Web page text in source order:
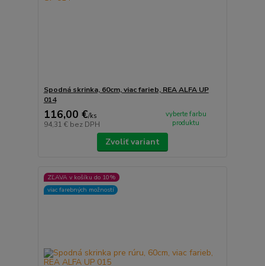
Spodná skrinka, 60cm, viac farieb, REA ALFA UP
014
116,00 €/ks
94,31 € bez DPH
vyberte farbu
produktu
Zvoliť variant
ZĽAVA v košíku do 10%
viac farebných možností